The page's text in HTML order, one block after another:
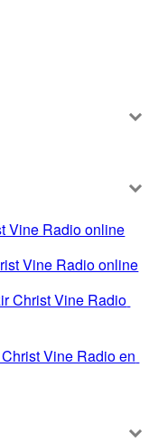
Vine Radio online
Vine Radio online
Christ Vine Radio
Vine Radio en